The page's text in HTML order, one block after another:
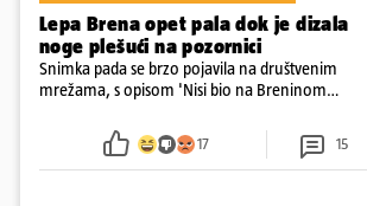
Lepa Brena opet pala dok je dizala
noge plešući na pozornici
Snimka pada se brzo pojavila na društvenim
mrežama, s opisom 'Nisi bio na Breninom
Srećom, pjevačica se nije ozlijedila nego je s
osmijehom nastavila pjevati
17 15